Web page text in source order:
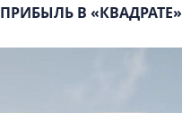
ПРИБЫЛЬ В «КВАДРАТЕ»